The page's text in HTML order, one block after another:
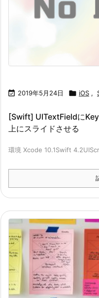
 2019年5月24日  iOS ,
[Swift] UITextFieldに
上にスライドさせる
環境 Xcode 10.1Swift